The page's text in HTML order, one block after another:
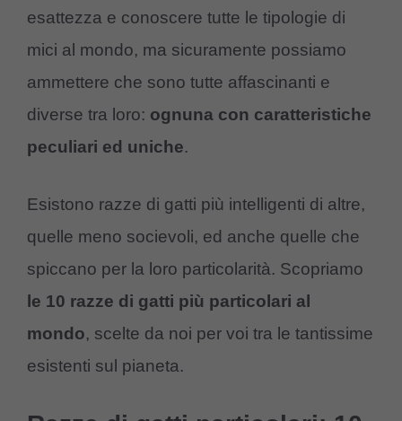
esattezza e conoscere tutte le tipologie di
mici al mondo, ma sicuramente possiamo
ammettere che sono tutte affascinanti e
diverse tra loro: ognuna con caratteristiche
peculiari ed uniche.
Esistono razze di gatti più intelligenti di altre,
quelle meno socievoli, ed anche quelle che
spiccano per la loro particolarità. Scopriamo
le 10 razze di gatti più particolari al
mondo, scelte da noi per voi tra le tantissime
esistenti sul pianeta.